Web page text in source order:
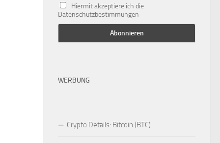
Hiermit akzeptiere ich die
Datenschutzbestimmungen
WERBUNG
Crypto Details: Bitcoin (BTC)